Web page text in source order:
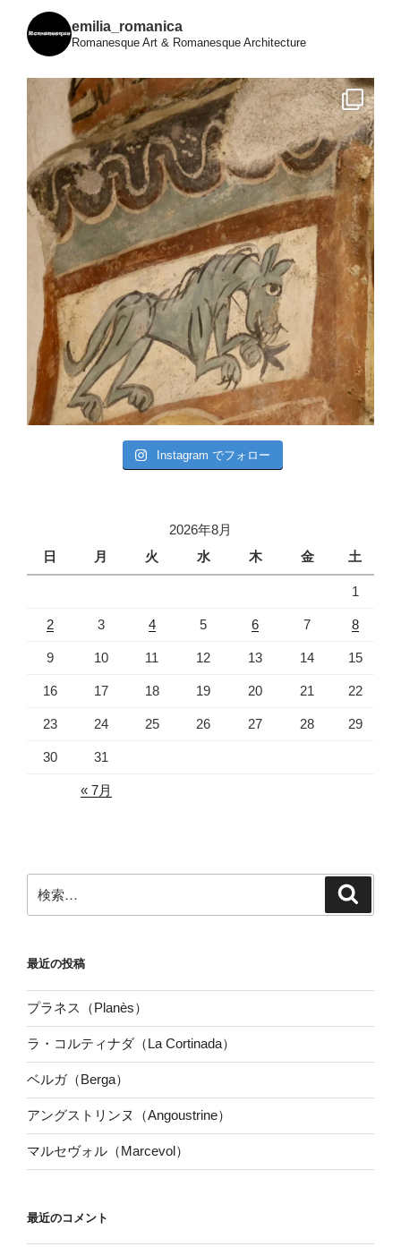
emilia_romanica
Romanesque Art & Romanesque Architecture
Instagram でフォロー
2026年8月
日
月 火 水 木 金 土
1
2 3 4 5 6 7 8
9 10 11 12 13 14 15
16 17 18 19 20 21 22
23 24 25 26 27 28 29
30 31
« 7月
索:
最近の投稿
プラネス（Planès）
ラ・コルティナダ（La Cortinada）
ベルガ（Berga）
アングストリンヌ（Angoustrine）
マルセヴォル（Marcevol）
最近のコメント